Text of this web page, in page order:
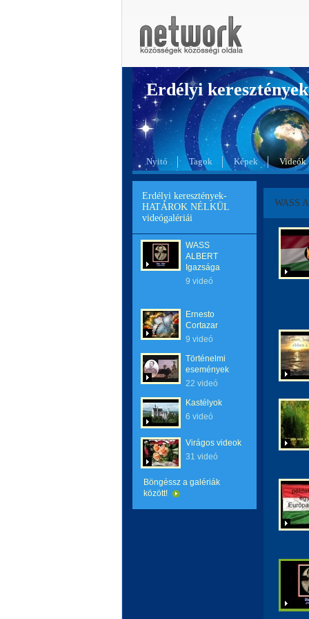
Erdélyi
Nyitó Tagok Képek Videók
Erdélyi keresztények-
HATÁROK NÉLKÜL
videógalériái
WASS
ALBERT
Igazsága
9 videó
Ernesto
Cortazar
9 videó
Történelmi
események
22 videó
Kastélyok
6 videó
Virágos videok
31 videó
Böngéssz a galériák
között!
WASS